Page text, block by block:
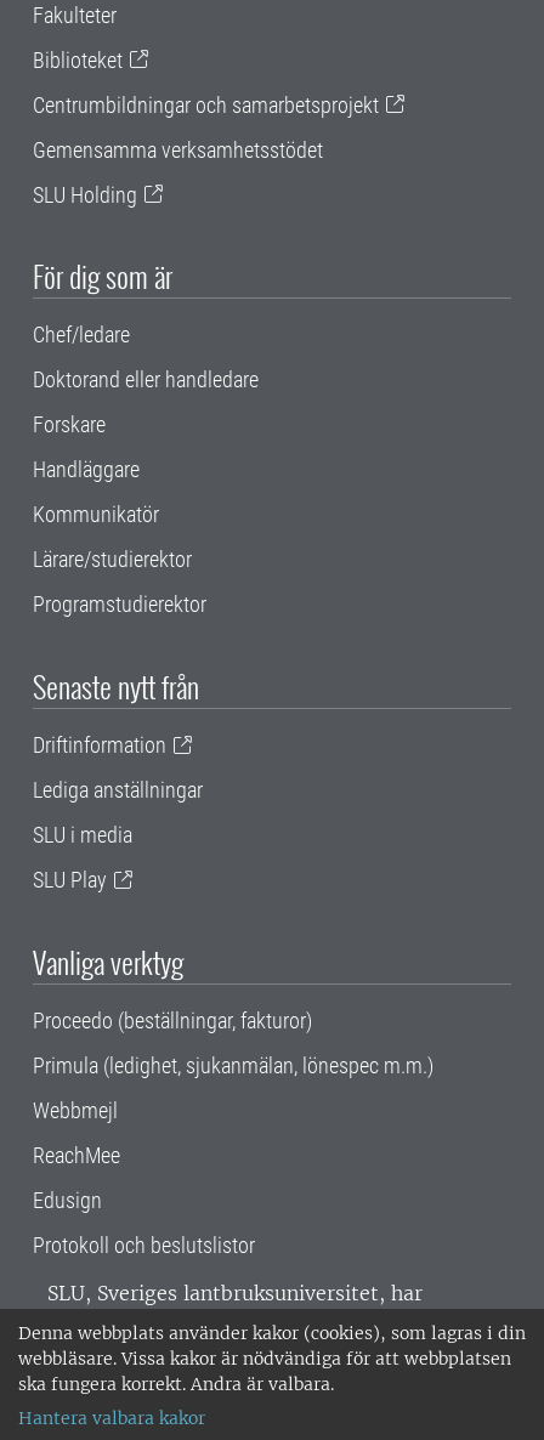
Denna webbplats använder kakor (cookies), som lagras i din
webbläsare. Vissa kakor är nödvändiga för att webbplatsen
ska fungera korrekt. Andra är valbara.
Hantera valbara kakor
Fakulteter
Biblioteket
Centrumbildningar och samarbetsprojekt
Gemensamma verksamhetsstödet
SLU Holding
För dig som är
Chef/ledare
Doktorand eller handledare
Forskare
Handläggare
Kommunikatör
Lärare/studierektor
Programstudierektor
Senaste nytt från
Driftinformation
Lediga anställningar
SLU i media
SLU Play
Vanliga verktyg
Proceedo (beställningar, fakturor)
Primula (ledighet, sjukanmälan, lönespec m.m.)
Webbmejl
ReachMee
Edusign
Protokoll och beslutslistor
SLU, Sveriges lantbruksuniversitet, har
verksamhet över hela Sverige. Huvudorter är
Alnarp, Uppsala och Umeå.SLU är
miljöcertifierat enligt ISO 14001. •
018-67 10 00 • Org nr: 202100-2817 •